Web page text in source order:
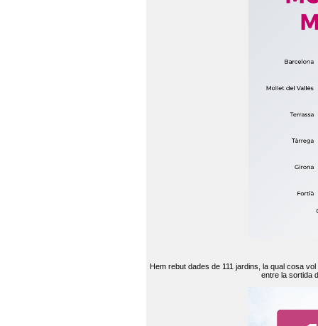
Hem rebut dades de 111 jardins, la qual cosa
entre la sortida